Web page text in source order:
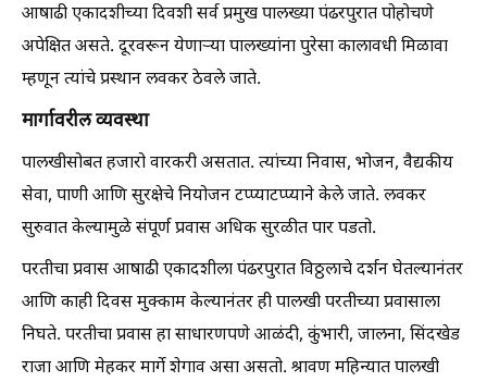
आषाढी एकादशीच्या दिवशी सर्व प्रमुख पालख्या पंढरपुरात पोहोचणे
अपेक्षित असते. दूरवरून येणाऱ्या पालख्यांना पुरेसा कालावधी मिळावा
म्हणून त्यांचे प्रस्थान लवकर ठेवले जाते.
मार्गावरील व्यवस्था
पालखीसोबत हजारो वारकरी असतात. त्यांच्या निवास, भोजन, वैद्यकीय
सेवा, पाणी आणि सुरक्षेचे नियोजन टप्प्याटप्प्याने केले जाते. लवकर
सुरुवात केल्यामुळे संपूर्ण प्रवास अधिक सुरळीत पार पडतो.
परतीचा प्रवास आषाढी एकादशीला पंढरपुरात विठ्ठलाचे दर्शन घेतल्यानंतर
आणि काही दिवस मुक्काम केल्यानंतर ही पालखी परतीच्या प्रवासाला
निघते. परतीचा प्रवास हा साधारणपणे आळंदी, कुंभारी, जालना, सिंदखेड
राजा आणि मेहकर मार्गे शेगाव असा असतो. श्रावण महिन्यात पालखी